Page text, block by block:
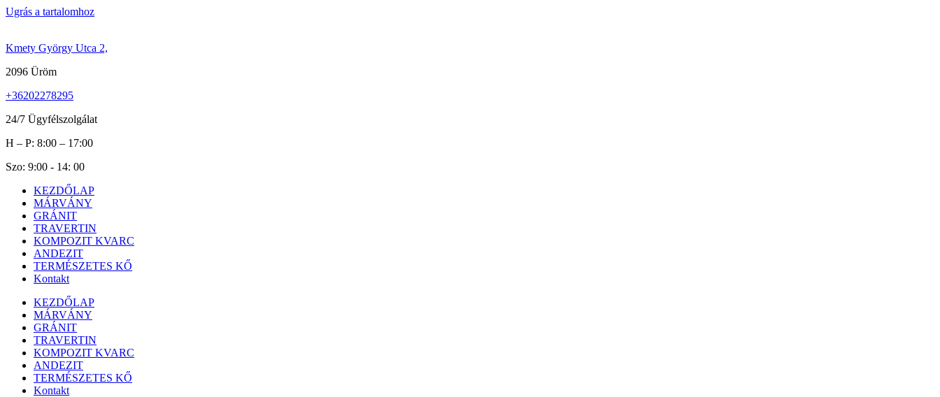
Ugrás a tartalomhoz
Kmety György Utca 2,
2096 Üröm
+36202278295
24/7 Ügyfélszolgálat
H – P: 8:00 – 17:00
Szo: 9:00 - 14: 00
KEZDŐLAP
MÁRVÁNY
GRÁNIT
TRAVERTIN
KOMPOZIT KVARC
ANDEZIT
TERMÉSZETES KŐ
Kontakt
KEZDŐLAP
MÁRVÁNY
GRÁNIT
TRAVERTIN
KOMPOZIT KVARC
ANDEZIT
TERMÉSZETES KŐ
Kontakt